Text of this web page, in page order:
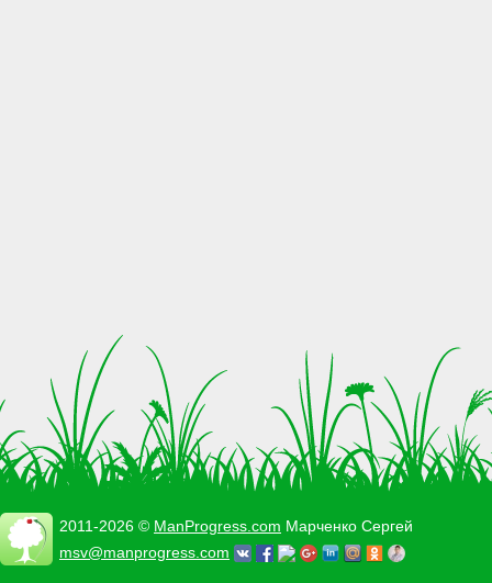
2011-2026 © ManProgress.com Марченко Сергей
msv@manprogress.com